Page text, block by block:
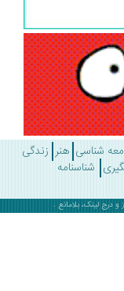
هنر زندگی
بلامانع .